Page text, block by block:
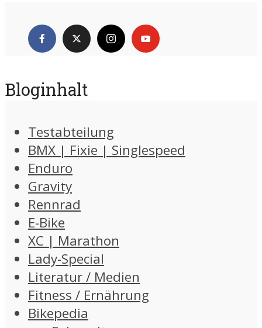
Bloginhalt
Testabteilung
BMX | Fixie | Singlespeed
Enduro
Gravity
Rennrad
E-Bike
XC | Marathon
Lady-Special
Literatur / Medien
Fitness / Ernährung
Bikepedia